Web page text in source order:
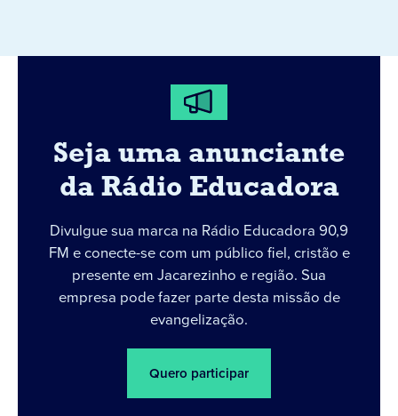
Seja uma anunciante
da Rádio Educadora
Divulgue sua marca na Rádio Educadora 90,9
FM e conecte-se com um público fiel, cristão e
presente em Jacarezinho e região. Sua
empresa pode fazer parte desta missão de
evangelização.
Quero participar